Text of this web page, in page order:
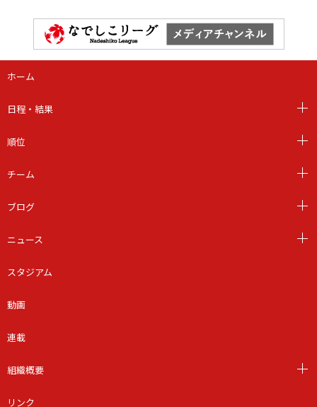
ホーム
日程・結果
順位
チーム
ブログ
ニュース
スタジアム
動画
連載
組織概要
リンク